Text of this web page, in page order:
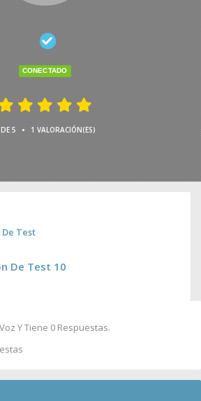
CONECTADO
5 • 1 VALORACIÓN(ES)
Test
De Test 10
Y Tiene 0 Respuestas.